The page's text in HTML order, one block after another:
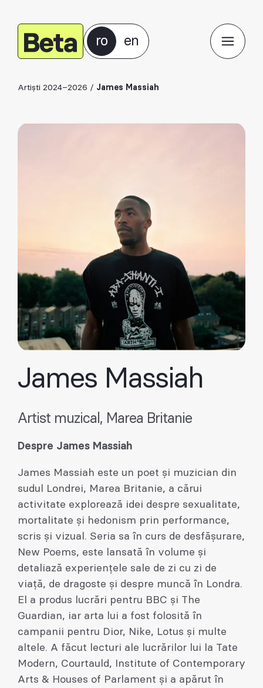
ro en
Artiști 2024–2026 / James Massiah
James Massiah
Artist muzical, Marea Britanie
Despre James Massiah
James Massiah este un poet și muzician din
sudul Londrei, Marea Britanie, a cărui
activitate explorează idei despre sexualitate,
mortalitate și hedonism prin performance,
scris și vizual. Seria sa în curs de desfășurare,
New Poems, este lansată în volume și
detaliază experiențele sale de zi cu zi de
viață, de dragoste și despre muncă în Londra.
El a produs lucrări pentru BBC și The
Guardian, iar arta lui a fost folosită în
campanii pentru Dior, Nike, Lotus și multe
altele. A făcut lecturi ale lucrărilor lui la Tate
Modern, Courtauld, Institute of Contemporary
Arts & Houses of Parlament și a apărut în